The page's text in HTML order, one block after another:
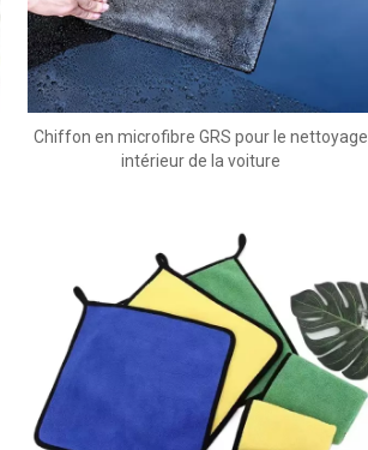
Chiffon en microfibre GRS pour le nettoyage
intérieur de la voiture